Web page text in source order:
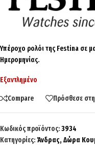
Υπέροχο ρολόι της Festina σε
Ημερομηνίας.
Εξαντλημένο
Compare Πρόσθεσε
Κωδικός προϊόντος:3934
Κατηγορίες: Άνδρας,Δώρα